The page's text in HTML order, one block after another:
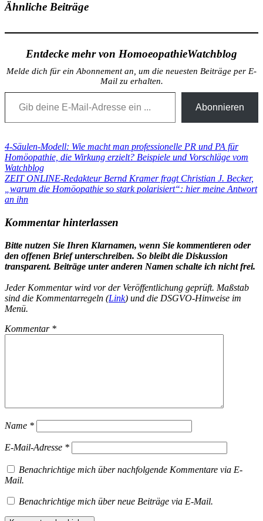
Ähnliche Beiträge
Entdecke mehr von HomoeopathieWatchblog
Melde dich für ein Abonnement an, um die neuesten Beiträge per E-
Mail zu erhalten.
Gib deine E-Mail-Adresse ein ...
Abonnieren
Beitragsnavigation
Vorheriger
Beitrag:
4-Säulen-Modell: Wie macht man professionelle PR und PA für
Homöopathie, die Wirkung erzielt? Beispiele und Vorschläge vom
Watchblog
Nächster
Beitrag:
ZEIT ONLINE-Redakteur Bernd Kramer fragt Christian J. Becker,
„warum die Homöopathie so stark polarisiert“: hier meine Antwort
an ihn
Kommentar hinterlassen
Bitte nutzen Sie Ihren Klarnamen, wenn Sie kommentieren oder
den offenen Brief unterschreiben. So bleibt die Diskussion
transparent. Beiträge unter anderen Namen schalte ich nicht frei.
Jeder Kommentar wird vor der Veröffentlichung geprüft. Maßstab
sind die Kommentarregeln (Link) und die DSGVO-Hinweise im
Menü.
Kommentar *
Name *
E-Mail-Adresse *
Benachrichtige mich über nachfolgende Kommentare via E-
Mail.
Benachrichtige mich über neue Beiträge via E-Mail.